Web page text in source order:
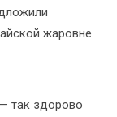
жаровне
так здорово